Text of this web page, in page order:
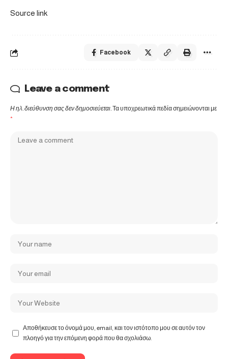
Source link
Facebook
Leave a comment
Η ηλ. διεύθυνση σας δεν δημοσιεύεται.Τα υποχρεωτικά πεδία σημειώνονται με
*
Αποθήκευσε το όνομά μου, email, και τον ιστότοπο μου σε αυτόν τον
πλοηγό για την επόμενη φορά που θα σχολιάσω.